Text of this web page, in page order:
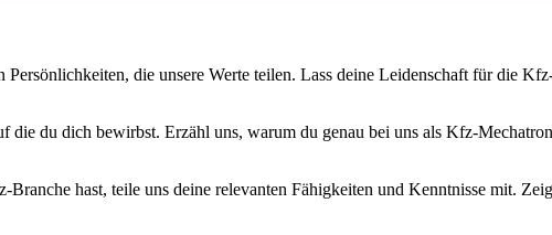
die unsere Werte teilen. Lass deine Leidenschaft für die
die du dich bewirbst. Erzähl uns, warum du genau bei uns als Kfz-
hast, teile uns deine relevanten Fähigkeiten und Kenntnisse mit.